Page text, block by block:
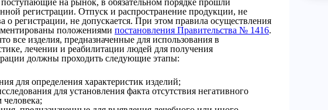
на рынок, в обязательном порядке прошли
регистрации. Отпуск и распространение продукции, не
о регистрации, не допускается. При этом правила осуществления
положениями постановления Правительства № 1416.
все изделия, предназначенные для использования в
лечении и реабилитации людей для получения
должны проходить следующие этапы:
для определения характеристик изделий;
для установления факта отсутствия негативного